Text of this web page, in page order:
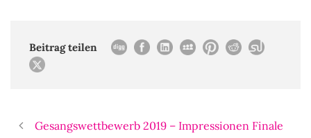
Beitrag teilen
Gesangswettbewerb 2019 – Impressionen Finale